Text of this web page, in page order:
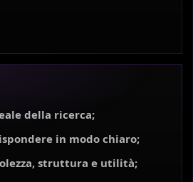
della ricerca;
in modo chiaro;
struttura e utilità;